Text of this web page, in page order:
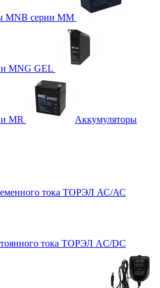
MNB серии MM
MNG GEL
MR
Аккумуляторы
тока ТОРЭЛ АС/АС
тока ТОРЭЛ AC/DC